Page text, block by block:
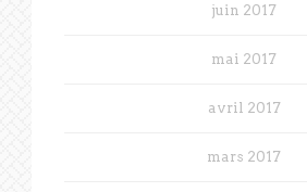
juin 2017
mai 2017
avril 2017
mars 2017